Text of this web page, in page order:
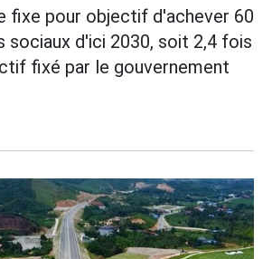
fixe pour objectif d'achever 60
sociaux d'ici 2030, soit 2,4 fois
fixé par le gouvernement